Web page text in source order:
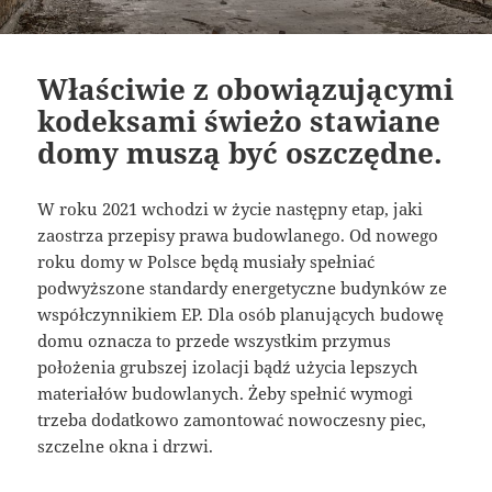
Właściwie z obowiązującymi
kodeksami świeżo stawiane
domy muszą być oszczędne.
W roku 2021 wchodzi w życie następny etap, jaki
zaostrza przepisy prawa budowlanego. Od nowego
roku domy w Polsce będą musiały spełniać
podwyższone standardy energetyczne budynków ze
współczynnikiem EP. Dla osób planujących budowę
domu oznacza to przede wszystkim przymus
położenia grubszej izolacji bądź użycia lepszych
materiałów budowlanych. Żeby spełnić wymogi
trzeba dodatkowo zamontować nowoczesny piec,
szczelne okna i drzwi.